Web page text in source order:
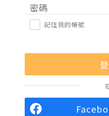
密碼
記住我的帳號